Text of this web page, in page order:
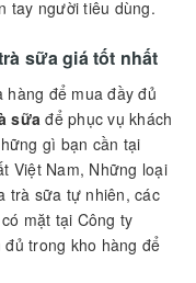
đó chính là những gì
ly thức uống tuyệt
Toco, The Coffee
sữa, nguyên liệu trà
trà Royal, và các